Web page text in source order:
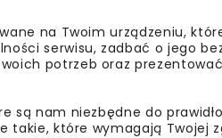
na Twoim urządzeniu,
serwisu, zadbać o jego
potrzeb oraz
są nam niezbędne do
takie, które wymagają Twojej